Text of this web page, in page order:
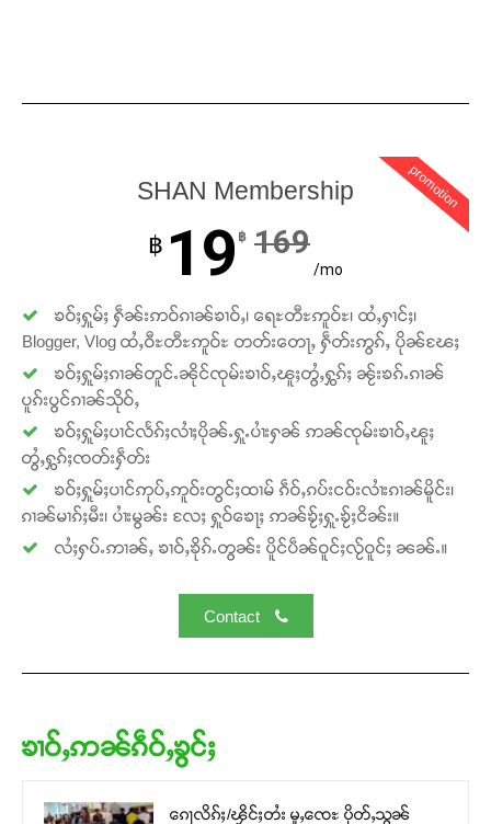
Support SHAN
တႃႇႁႂ်ႈသဵင်ၵၢင်ၸႂ်ၵူၼ်းမိူင်း ၵူႈတီႈၵူႈလႅၼ်ပေႃးတေၸွ
တ်ႇ တူဝ်ႈလုမ်ႈၾႃႉၼၼ်ႉ ၶဝ်ႈႁူမ်ႈၵမ်ႉထႅမ် ၸုမ်းၶၢ
ဝ်ႇၽူႈတွႆႇႁွၵ်ႈ လႆႈယူႇၶႃႈဢေႃႈ။
Donate Now
promotion
SHAN Membership
฿ 19 ฿ 169
/mo
ၶဝ်ႈႁူမ်ႈ ႁဵၼ်းဢဝ်ၵၢၼ်ၶၢဝ်ႇ၊ ရေႊတီႊဢူဝ်ႊ၊ ထႆႇႁၢင်ႈ၊
Blogger, Vlog ထႆႇဝီႊတီႊဢူဝ်ႊ တတ်းတေႃႇ ႁဵတ်းဢွၵ်ႇ ပိုၼ်ၽႄႈ
ၶဝ်ႈႁူမ်ႈၵၢၼ်တူင်ႉၼိုင်ၸုမ်းၶၢဝ်ႇၽူႈတွႆႇႁွၵ်ႈ ၼႂ်းၶၵ်ႉၵၢၼ်
ပူၵ်းပွင်ၵၢၼ်သိုဝ်ႇ
ၶဝ်ႈႁူမ်ႈပၢင်လႅၵ်ႈလၢႆႈပိုၼ်ႉႁူႉပၢႆးႁၼ် ဢၼ်ၸုမ်းၶၢဝ်ႇၽူႈ
တွႆႇႁွၵ်ႈၸတ်းႁဵတ်း
ၶဝ်ႈႁူမ်ႈပၢင်ဢုပ်ႇဢူဝ်းတွင်ႈထၢမ် ၵဵဝ်ႇၵပ်းငဝ်းလၢႆးၵၢၼ်မိူင်း၊
ၵၢၼ်မၢၵ်ႈမီး၊ ပၢႆးမွၼ်း လႄႈ ႁူဝ်ၶေႃႈ ဢၼ်ၶႂ်ႈႁူႉၶႂ်ႈငိၼ်း။
လႆႈႁပ်ႉဢၢၼ်ႇ ၶၢဝ်ႇၶိုၵ်ႉတွၼ်း ပိူင်ပဵၼ်ဝူင်ႈလႂ်ဝူင်ႈ ၼၼ်ႉ။
Contact
ၶၢဝ်ႇဢၼ်ၵဵဝ်ႇၶွင်ႈ
ၵေႃလိၵ်ႈ/ၾိင်ႈတႆး မူႇၸေႊ ပိုတ်ႇသွၼ်